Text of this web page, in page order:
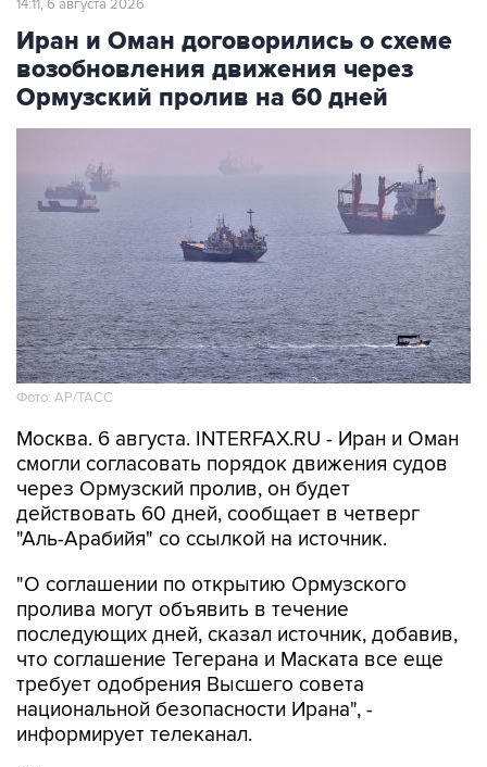
14:11, 6 августа 2026
Иран и Оман договорились о схеме
возобновления движения через
Ормузский пролив на 60 дней
Фото: AP/ТАСС
Москва. 6 августа. INTERFAX.RU - Иран и Оман
смогли согласовать порядок движения судов
через Ормузский пролив, он будет
действовать 60 дней, сообщает в четверг
"Аль-Арабийя" со ссылкой на источник.
"О соглашении по открытию Ормузского
пролива могут объявить в течение
последующих дней, сказал источник, добавив,
что соглашение Тегерана и Маската все еще
требует одобрения Высшего совета
национальной безопасности Ирана", -
информирует телеканал.